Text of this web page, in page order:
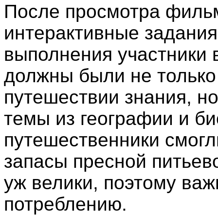
После просмотра
интерактивные
выполнения участники
должны были не
путешествии знания,
темы из географии и
путешественники
запасы пресной
уж велики, поэтому
потреблению.